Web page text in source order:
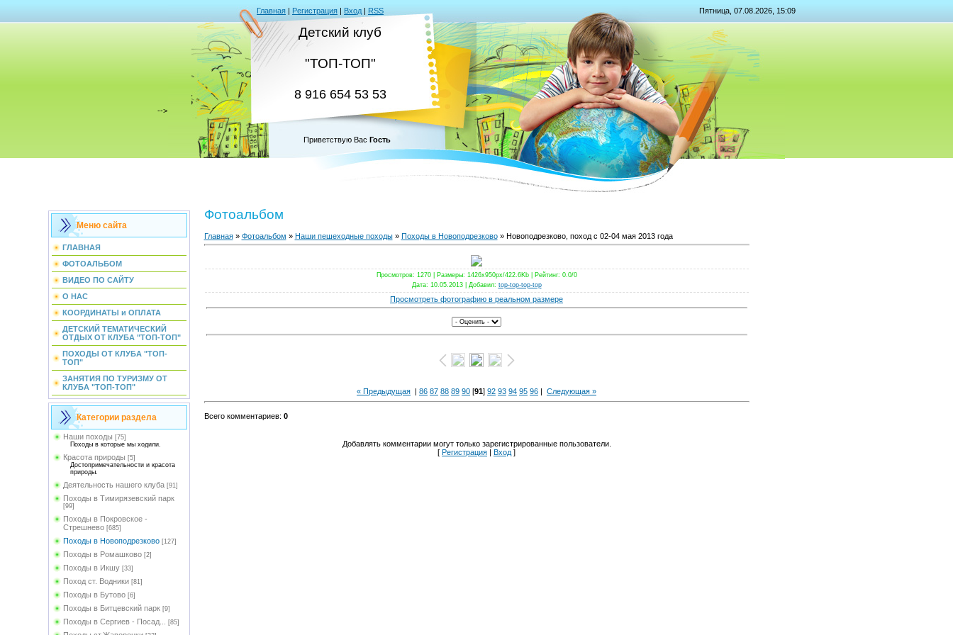
Главная | Регистрация | Вход | RSS Пятница, 07.08.2026, 15:09
Детский клуб
"ТОП-ТОП"
8 916 654 53 53
-->
Приветствую Вас Гость
Меню сайта
ГЛАВНАЯ
ФОТОАЛЬБОМ
ВИДЕО ПО САЙТУ
О НАС
КООРДИНАТЫ и ОПЛАТА
ДЕТСКИЙ ТЕМАТИЧЕСКИЙ
ОТДЫХ ОТ КЛУБА "ТОП-ТОП"
ПОХОДЫ ОТ КЛУБА "ТОП-
ТОП"
ЗАНЯТИЯ ПО ТУРИЗМУ ОТ
КЛУБА "ТОП-ТОП"
Категории раздела
Наши походы [75]
Походы в которые мы ходили.
Красота природы [5]
Достопримечательности и красота
природы.
Деятельность нашего клуба [91]
Походы в Тимирязевский парк
[99]
Походы в Покровское -
Стрешнево [685]
Походы в Новоподрезково [127]
Походы в Ромашково [2]
Походы в Икшу [33]
Поход ст. Водники [81]
Походы в Бутово [6]
Походы в Битцевский парк [9]
Походы в Сергиев - Посад... [85]
Фотоальбом
Главная» Фотоальбом » Наши пешеходные походы» Походы в Новоподрезково» Новоподрезково, поход с 02-04 мая 2013 года
Просмотров: 1270 | Размеры: 1426x950px/422.6Kb | Рейтинг: 0.0/0
Дата: 10.05.2013 | Добавил: top-top-top-top
Просмотреть фотографию в реальном размере
« Предыдущая | 86 87 88 89 90 [91] 92 93 94 95 96 | Следующая »
Всего комментариев: 0
Добавлять комментарии могут только зарегистрированные пользователи.
[ Регистрация | Вход ]